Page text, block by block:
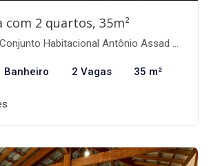
com 2 quartos, 35m²
Habitacional Antônio Assad Alcici, Itapira-SP
Banheiro 2 Vagas 35 m²